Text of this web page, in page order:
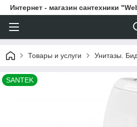
Интернет - магазин сантехники
Товары и услуги Унитазы.
SANTEK